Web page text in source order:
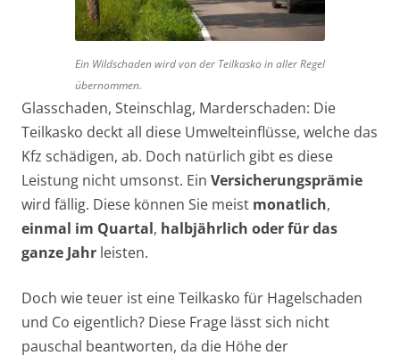
Ein Wildschaden wird von der Teilkasko in aller Regel
übernommen.
Glasschaden, Steinschlag, Marderschaden: Die
Teilkasko deckt all diese Umwelteinflüsse, welche das
Kfz schädigen, ab. Doch natürlich gibt es diese
Leistung nicht umsonst. Ein Versicherungsprämie
wird fällig. Diese können Sie meist monatlich,
einmal im Quartal, halbjährlich oder für das
ganze Jahr leisten.
Doch wie teuer ist eine Teilkasko für Hagelschaden
und Co eigentlich? Diese Frage lässt sich nicht
pauschal beantworten, da die Höhe der